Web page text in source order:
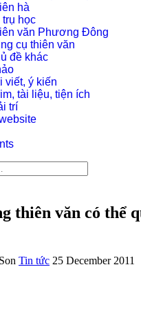
hà
trụ học
văn Phương Đông
cụ thiên văn
đề khác
viết, ý kiến
tài liệu, tiện ích
trí
thiên văn có thể
Tin tức 25 December 2011